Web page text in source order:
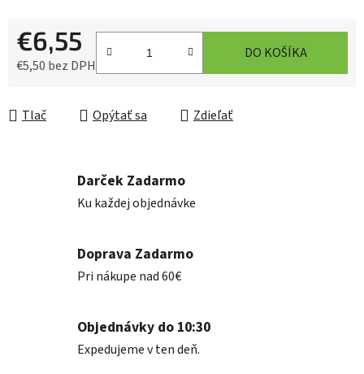
€6,55
€5,50 bez DPH
DO KOŠÍKA
Tlač Opýtať sa Zdieľať
Darček Zadarmo
Ku každej objednávke
Doprava Zadarmo
Pri nákupe nad 60€
Objednávky do 10:30
Expedujeme v ten deň.